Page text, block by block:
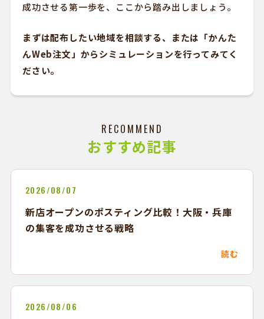
成功させる第一歩を、ここから踏み出しましょう。
まずは配布したい地域を相談する、または「かんた
んWeb注文」からシミュレーションを行ってみてく
ださい。
RECOMMEND
おすすめ記事
2026/08/07
新店オープンのポスティング比較！大阪・兵庫
の集客を成功させる戦略
読む
2026/08/06